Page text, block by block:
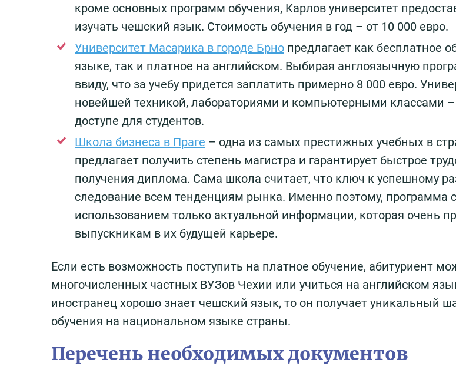
кроме основных программ обучения, Карлов университет
изучать чешский язык. Стоимость обучения в год – от 10 000 евро.
Университет Масарика в городе Брно предлагает как бесплатное
языке, так и платное на английском. Выбирая англоязычную
ввиду, что за учебу придется заплатить примерно 8 000 евро.
новейшей техникой, лабораториями и компьютерными классами –
доступе для студентов.
Школа бизнеса в Праге – одна из самых престижных учебных в
предлагает получить степень магистра и гарантирует быстрое
получения диплома. Сама школа считает, что ключ к успешному
следование всем тенденциям рынка. Именно поэтому, программа
использованием только актуальной информации, которая очень
выпускникам в их будущей карьере.
Если есть возможность поступить на платное обучение, абитуриент
многочисленных частных ВУЗов Чехии или учиться на английском
иностранец хорошо знает чешский язык, то он получает уникальный
обучения на национальном языке страны.
Перечень необходимых документов